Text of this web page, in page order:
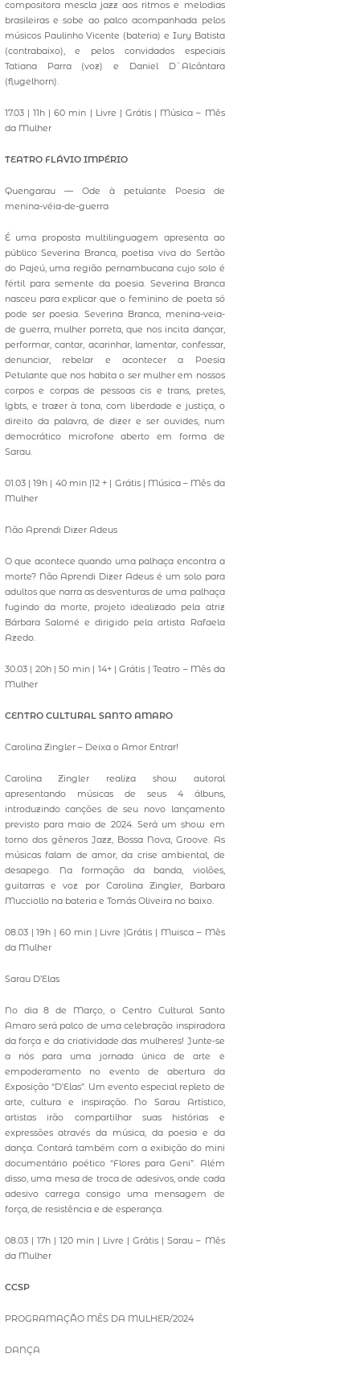
compositora mescla jazz aos ritmos e melodias
brasileiras e sobe ao palco acompanhada pelos
músicos Paulinho Vicente (bateria) e Iury Batista
(contrabaixo), e pelos convidados especiais
Tatiana Parra (voz) e Daniel D`Alcântara
(flugelhorn).
17.03 | 11h | 60 min | Livre | Grátis | Música – Mês
da Mulher
TEATRO FLÁVIO IMPÉRIO
Quengarau — Ode à petulante Poesia de
menina-véia-de-guerra
É uma proposta multilinguagem apresenta ao
público Severina Branca, poetisa viva do Sertão
do Pajeú, uma região pernambucana cujo solo é
fértil para semente da poesia. Severina Branca
nasceu para explicar que o feminino de poeta só
pode ser poesia. Severina Branca, menina-veia-
de guerra, mulher porreta, que nos incita dançar,
performar, cantar, acarinhar, lamentar, confessar,
denunciar, rebelar e acontecer a Poesia
Petulante que nos habita o ser mulher em nossos
corpos e corpas de pessoas cis e trans, pretes,
lgbts, e trazer à tona, com liberdade e justiça, o
direito da palavra, de dizer e ser ouvides, num
democrático microfone aberto em forma de
Sarau.
01.03 | 19h | 40 min |12 + | Grátis | Música – Mês da
Mulher
Não Aprendi Dizer Adeus
O que acontece quando uma palhaça encontra a
morte? Não Aprendi Dizer Adeus é um solo para
adultos que narra as desventuras de uma palhaça
fugindo da morte, projeto idealizado pela atriz
Bárbara Salomé e dirigido pela artista Rafaela
Azedo.
30.03 | 20h | 50 min | 14+ | Grátis | Teatro – Mês da
Mulher
CENTRO CULTURAL SANTO AMARO
Carolina Zingler – Deixa o Amor Entrar!
Carolina Zingler realiza show autoral
apresentando músicas de seus 4 álbuns,
introduzindo canções de seu novo lançamento
previsto para maio de 2024. Será um show em
torno dos gêneros Jazz, Bossa Nova, Groove. As
músicas falam de amor, da crise ambiental, de
desapego. Na formação da banda, violões,
guitarras e voz por Carolina Zingler, Barbara
Mucciollo na bateria e Tomás Oliveira no baixo.
08.03 | 19h | 60 min | Livre |Grátis | Muisca – Mês
da Mulher
Sarau D’Elas
No dia 8 de Março, o Centro Cultural Santo
Amaro será palco de uma celebração inspiradora
da força e da criatividade das mulheres! Junte-se
a nós para uma jornada única de arte e
empoderamento no evento de abertura da
Exposição “D’Elas”. Um evento especial repleto de
arte, cultura e inspiração. No Sarau Artístico,
artistas irão compartilhar suas histórias e
expressões através da música, da poesia e da
dança. Contará também com a exibição do mini
documentário poético “Flores para Geni”. Além
disso, uma mesa de troca de adesivos, onde cada
adesivo carrega consigo uma mensagem de
força, de resistência e de esperança.
08.03 | 17h | 120 min | Livre | Grátis | Sarau – Mês
da Mulher
CCSP
PROGRAMAÇÃO MÊS DA MULHER/2024
DANÇA